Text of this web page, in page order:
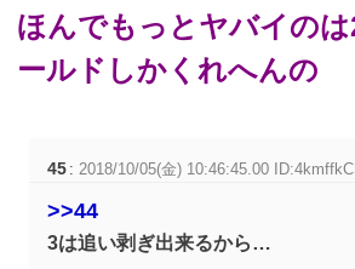
ほんでもっとヤバイの
ールドしかくれへんの
45 : 2018/10/05(金) 10:46:45.00
>>44
3は追い剥ぎ出来るから…